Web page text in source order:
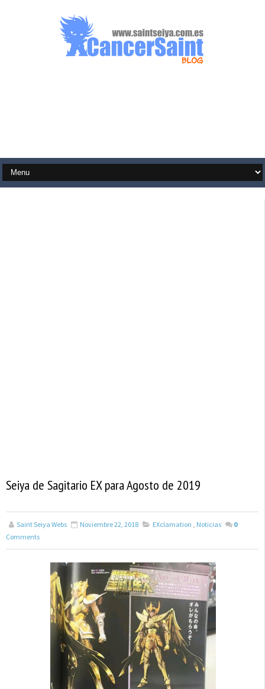
Seiya de Sagitario EX para Agosto de 2019
Saint Seiya Webs Noviembre 22, 2018 EXclamation , Noticias
0
Comments